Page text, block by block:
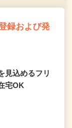
録および発
見込めるフリ
宅OK